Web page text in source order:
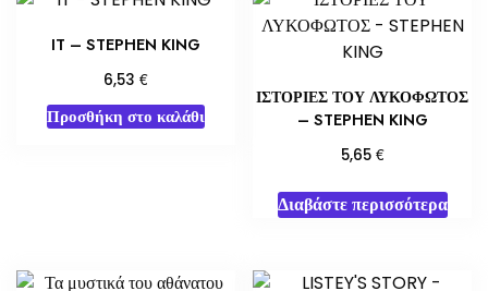
IT – STEPHEN KING
6,53 €
Προσθήκη στο καλάθι
ΙΣΤΟΡΙΕΣ ΤΟΥ ΛΥΚΟΦΩΤΟΣ
– STEPHEN KING
5,65 €
Διαβάστε περισσότερα